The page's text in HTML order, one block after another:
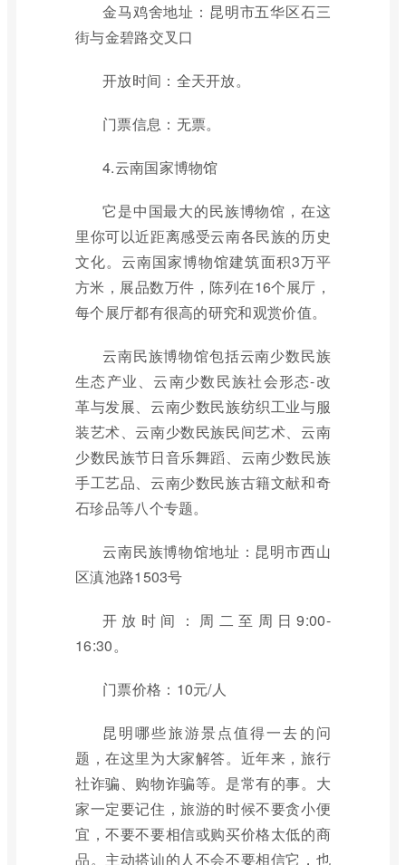
金马鸡舍地址：昆明市五华区石三
街与金碧路交叉口
开放时间：全天开放。
门票信息：无票。
4.云南国家博物馆
它是中国最大的民族博物馆，在这
里你可以近距离感受云南各民族的历史
文化。云南国家博物馆建筑面积3万平
方米，展品数万件，陈列在16个展厅，
每个展厅都有很高的研究和观赏价值。
云南民族博物馆包括云南少数民族
生态产业、云南少数民族社会形态-改
革与发展、云南少数民族纺织工业与服
装艺术、云南少数民族民间艺术、云南
少数民族节日音乐舞蹈、云南少数民族
手工艺品、云南少数民族古籍文献和奇
石珍品等八个专题。
云南民族博物馆地址：昆明市西山
区滇池路1503号
开放时间：周二至周日9:00-
16:30。
门票价格：10元/人
昆明哪些旅游景点值得一去的问
题，在这里为大家解答。近年来，旅行
社诈骗、购物诈骗等。是常有的事。大
家一定要记住，旅游的时候不要贪小便
宜，不要不要相信或购买价格太低的商
品。主动搭讪的人不会不要相信它，也